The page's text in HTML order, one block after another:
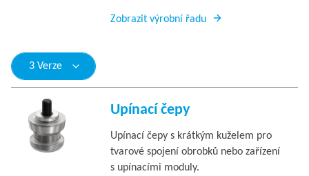
Zobrazit výrobní řadu
3 Verze
Upínací čepy
Upínací čepy s krátkým kuželem pro
tvarové spojení obrobků nebo zařízení
s upínacími moduly.